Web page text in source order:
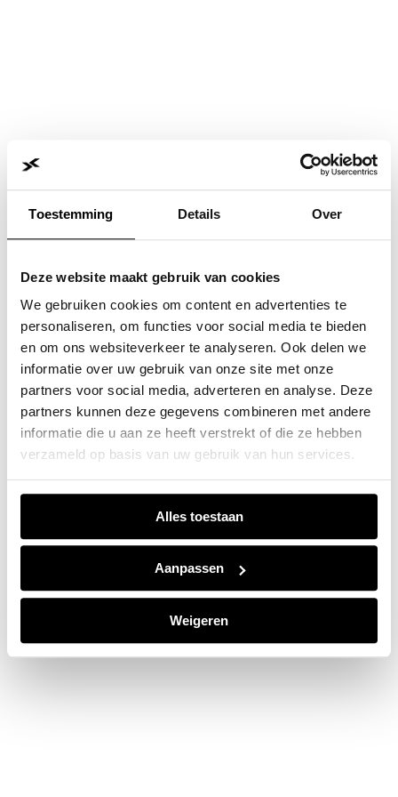
Toestemming Details Over
Deze website maakt gebruik van cookies
We gebruiken cookies om content en advertenties te
personaliseren, om functies voor social media te bieden
en om ons websiteverkeer te analyseren. Ook delen we
informatie over uw gebruik van onze site met onze
partners voor social media, adverteren en analyse. Deze
partners kunnen deze gegevens combineren met andere
informatie die u aan ze heeft verstrekt of die ze hebben
verzameld op basis van uw gebruik van hun services.
Alles toestaan
Aanpassen
Weigeren
Application error: a client-side exception has occurred while
loadingwww.jvk.nl(see the browser consolefor more
information).